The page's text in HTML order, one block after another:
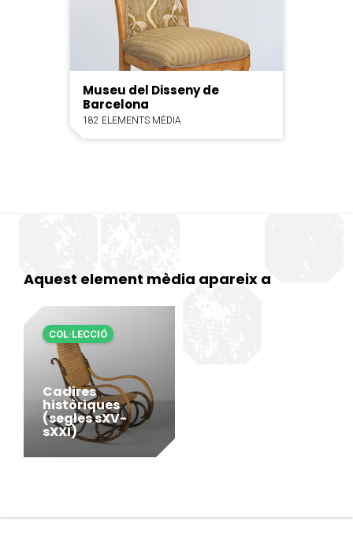
Museu del Disseny de
Barcelona
182 ELEMENTS MÈDIA
Aquest element mèdia apareix a
Cadires
històriques
(segles sXV-
sXXI)
COL·LECCIÓ